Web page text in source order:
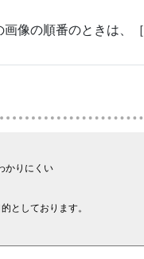
像の順番のときは、［